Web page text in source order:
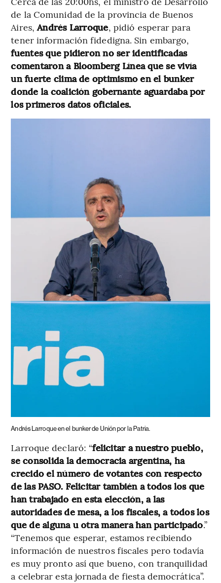
de la Comunidad de la provincia de Buenos
Aires,Andrés Larroque, pidió esperar para
tener información fidedigna. Sin embargo,
fuentes que pidieron no ser identificadas
comentaron a Bloomberg Línea que se vivía
un fuerte clima de optimismo en el bunker
donde la coalición gobernante aguardaba por
los primeros datos oficiales.
Andrés Larroque en el bunker de Unión por la Patria.
Larroque declaró: “felicitar a nuestro pueblo,
se consolida la democracia argentina, ha
crecido el número de votantes con respecto
de las PASO. Felicitar también a todos los que
han trabajado en esta elección, a las
autoridades de mesa, a los fiscales, a todos los
que de alguna u otra manera han participado.”
“Tenemos que esperar, estamos recibiendo
información de nuestros fiscales pero todavía
es muy pronto así que bueno, con tranquilidad
a celebrar esta jornada de fiesta democrática”.